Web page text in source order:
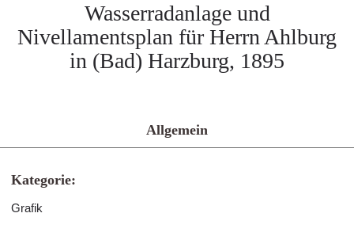
Wasserradanlage und
Nivellamentsplan für Herrn Ahlburg
in (Bad) Harzburg, 1895
Allgemein
Kategorie:
Grafik